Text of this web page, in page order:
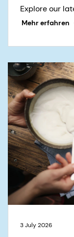
Explore our
Mehr erfahren
3 July 2026